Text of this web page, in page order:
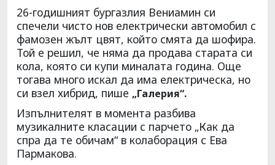
26-годишният бургазлия Вениамин си
спечели чисто нов електрически автомобил с
фамозен жълт цвят, който смята да шофира.
Той е решил, че няма да продава старата си
кола, която си купи миналата година. Още
тогава много искал да има електрическа, но
си взел хибрид, пише „Галерия“.
Изпълнителят в момента разбива
музикалните класации с парчето „Как да
спра да те обичам“ в колаборация с Ева
Пармакова.